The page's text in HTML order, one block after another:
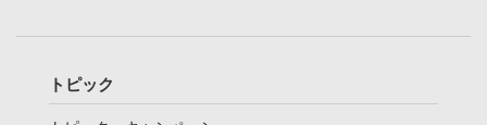
トピック